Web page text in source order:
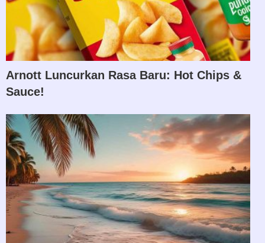
Arnott Luncurkan Rasa Baru: Hot Chips &
Sauce!